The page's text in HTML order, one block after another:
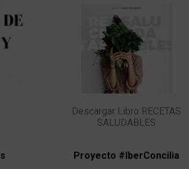
Descargar Libro RECETAS
SALUDABLES
Proyecto #IberConcilia